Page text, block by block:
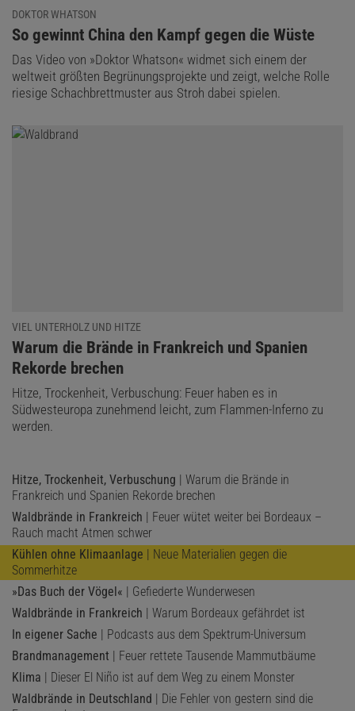
DOKTOR WHATSON
:
So gewinnt China den Kampf gegen die Wüste
Das Video von »Doktor Whatson« widmet sich einem der
weltweit größten Begrünungsprojekte und zeigt, welche Rolle
riesige Schachbrettmuster aus Stroh dabei spielen.
VIEL UNTERHOLZ UND HITZE
:
Warum die Brände in Frankreich und Spanien
Rekorde brechen
Hitze, Trockenheit, Verbuschung: Feuer haben es in
Südwesteuropa zunehmend leicht, zum Flammen-Inferno zu
werden.
Hitze, Trockenheit, Verbuschung | Warum die Brände in
Frankreich und Spanien Rekorde brechen
Waldbrände in Frankreich | Feuer wütet weiter bei Bordeaux –
Rauch macht Atmen schwer
Kühlen ohne Klimaanlage | Neue Materialien gegen die
Sommerhitze
»Das Buch der Vögel« | Gefiederte Wunderwesen
Waldbrände in Frankreich | Warum Bordeaux gefährdet ist
In eigener Sache | Podcasts aus dem Spektrum-Universum
Brandmanagement | Feuer rettete Tausende Mammutbäume
Klima | Dieser El Niño ist auf dem Weg zu einem Monster
Waldbrände in Deutschland | Die Fehler von gestern sind die